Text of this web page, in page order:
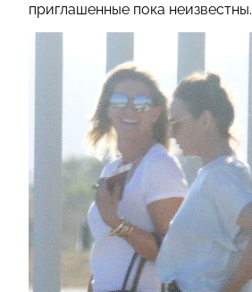
приглашенные пока неизвестны.